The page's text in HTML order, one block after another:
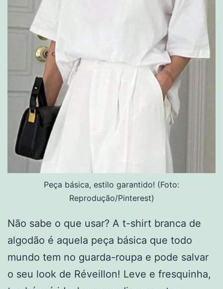
Peça básica, estilo garantido! (Foto:
Reprodução/Pinterest)
Não sabe o que usar? A t-shirt branca de
algodão é aquela peça básica que todo
mundo tem no guarda-roupa e pode salvar
o seu look de Réveillon! Leve e fresquinha,